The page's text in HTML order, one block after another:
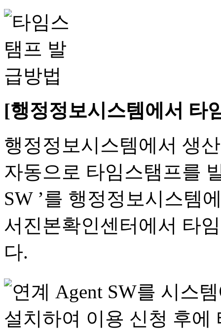
[행정정보시스템에서 타
행정정보시스템에서 생
자동으로 타임스탬프를
SW ’를 행정정보시스템
서진본확인센터에서 타
다.